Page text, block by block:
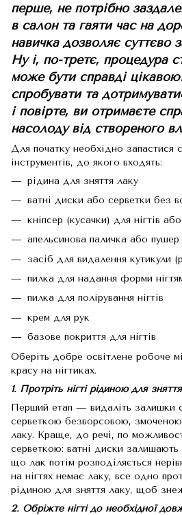
перше, не потрібно
в салон та гаяти час на
навичка дозволяє суттєво
Ну і, по-третє, процедура
може бути справді
спробувати та
і повірте, ви отримаєте
насолоду від створеного
Для початку необхідно запастися
інструментів, до якого входять:
рідина для зняття лаку
ватні диски або серветки без
кніпсер (кусачки) для нігтів
апельсинова паличка або пушер
засіб для видалення кутикули
пилка для надання форми
пилка для полірування нігтів
крем для рук
базове покриття для нігтів
Оберіть добре освітлене робоче
красу на нігтиках.
1. Протріть нігті рідиною для
Перший етап — видаліть залишки
серветкою безворсовою,
лаку. Краще, до речі, по
серветкою: ватні диски залишають
що лак потім розподіляється
на нігтях немає лаку, все одно
рідиною для зняття лаку, щоб
2. Обріжте нігті до необхідної